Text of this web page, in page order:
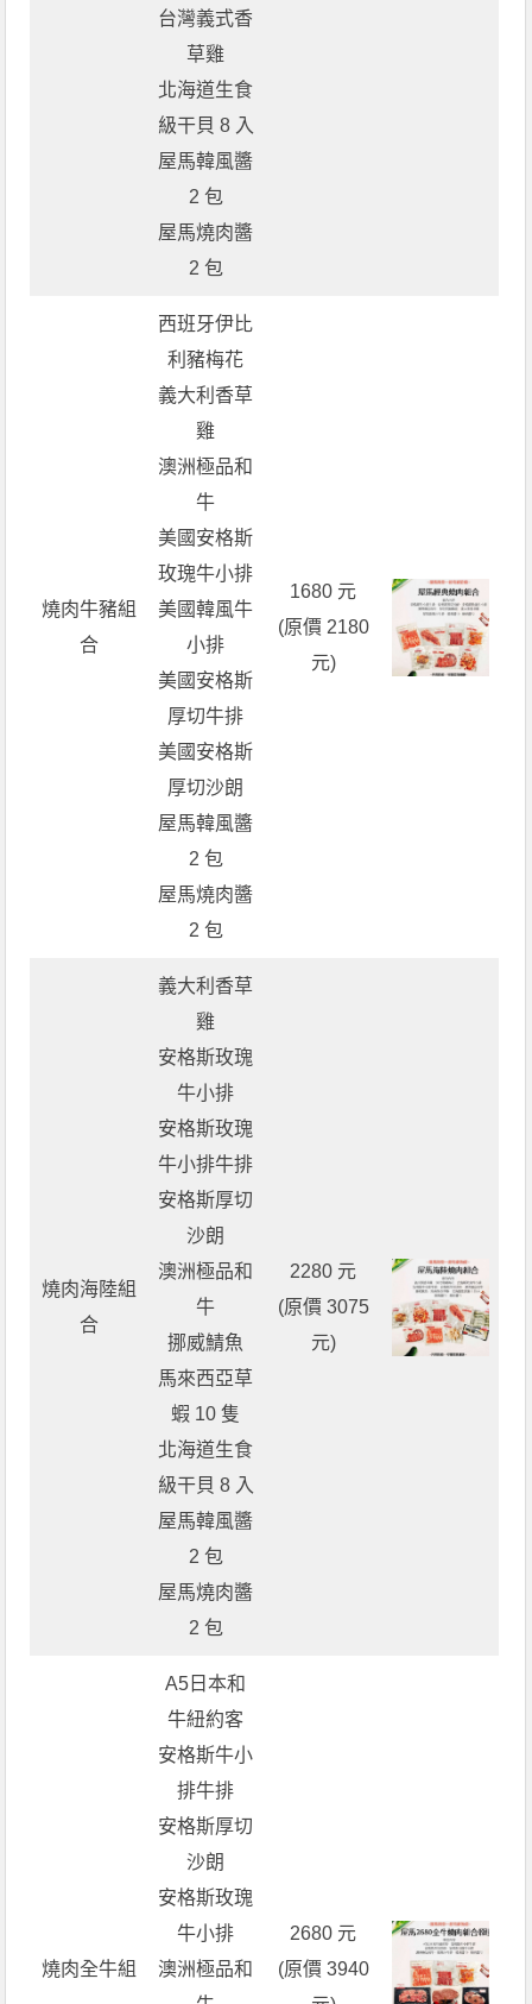
台灣義式香
草雞
北海道生食
級干貝 8 入
屋馬韓風醬
2 包
屋馬燒肉醬
2 包
燒肉牛豬組
合
西班牙伊比
利豬梅花
義大利香草
雞
澳洲極品和
牛
美國安格斯
玫瑰牛小排
美國韓風牛
小排
美國安格斯
厚切牛排
美國安格斯
厚切沙朗
屋馬韓風醬
2 包
屋馬燒肉醬
2 包
1680 元
(原價 2180
元)
燒肉海陸組
合
義大利香草
雞
安格斯玫瑰
牛小排
安格斯玫瑰
牛小排牛排
安格斯厚切
沙朗
澳洲極品和
牛
挪威鯖魚
馬來西亞草
蝦 10 隻
北海道生食
級干貝 8 入
屋馬韓風醬
2 包
屋馬燒肉醬
2 包
2280 元
(原價 3075
元)
燒肉全牛組
A5日本和
牛紐約客
安格斯牛小
排牛排
安格斯厚切
沙朗
安格斯玫瑰
牛小排
澳洲極品和
2680 元
(原價 3940